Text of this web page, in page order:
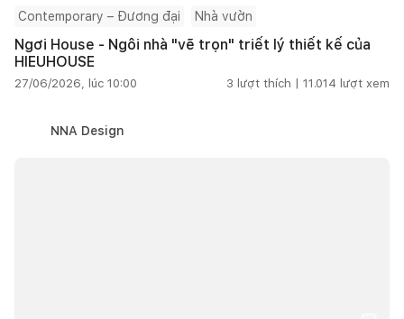
Contemporary – Đương đại Nhà vườn
Ngơi House - Ngôi nhà "vẽ trọn" triết lý thiết kế của
HIEUHOUSE
27/06/2026, lúc 10:00 3 lượt thích | 11.014 lượt xem
NNA Design